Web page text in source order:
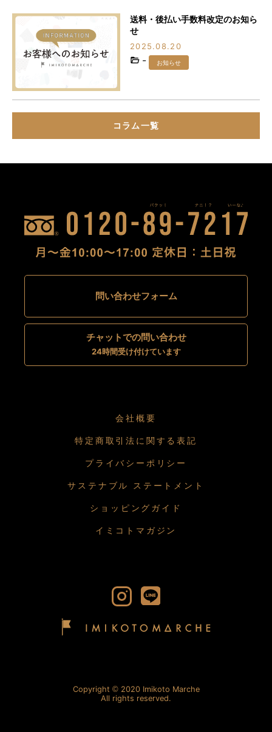
送料・後払い手数料改定のお知ら
せ
2025.08.20
- お知らせ
コラム一覧
会社概要
特定商取引法に関する表記
プライバシーポリシー
サステナブル ステートメント
ショッピングガイド
イミコトマガジン
問い合わせフォーム
チャットでの問い合わせ
24時間受け付けています
Copyright
2020 Imikoto Marche
All rights reserved.